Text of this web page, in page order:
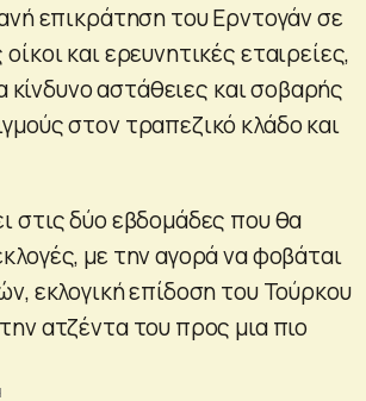
επικράτηση του Ερντογάν σε
και ερευνητικές εταιρείες,
κίνδυνο αστάθειες και σοβαρής
στον τραπεζικό κλάδο και
στις δύο εβδομάδες που θα
με την αγορά να φοβάται
εκλογική επίδοση του Τούρκου
ατζέντα του προς μια πιο